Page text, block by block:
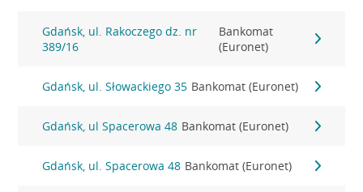
Gdańsk, ul. Rakoczego dz. nr
389/16
Bankomat
(Euronet)
Gdańsk, ul. Słowackiego 35 Bankomat (Euronet)
Gdańsk, ul Spacerowa 48 Bankomat (Euronet)
Gdańsk, ul. Spacerowa 48 Bankomat (Euronet)